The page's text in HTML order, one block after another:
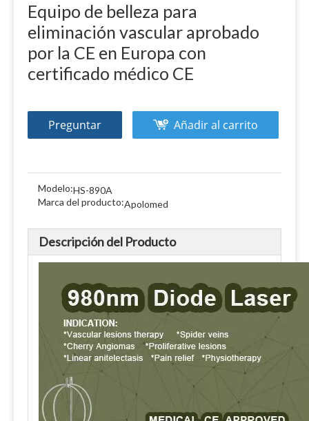
Equipo de belleza para
eliminación vascular aprobado
por la CE en Europa con
certificado médico CE
Preguntar Añadir al carrito
Modelo:HS-890A
Marca del producto:Apolomed
Descripción del Producto